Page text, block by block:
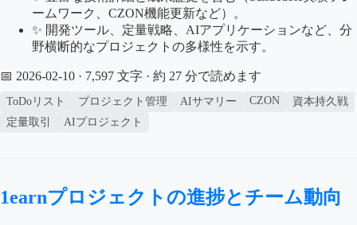
ームワーク、CZON機能更新など）。
✨ 開発ツール、定量戦略、AIアプリケーションなど、分
野横断的なプロジェクトの多様性を示す。
📅 2026-02-10 · 7,597 文字 · 約 27 分で読めます
ToDoリスト プロジェクト管理 AIサマリー CZON
資本持久戦
定量取引
AIプロジェクト
1earnプロジェクトの進捗とチーム動向